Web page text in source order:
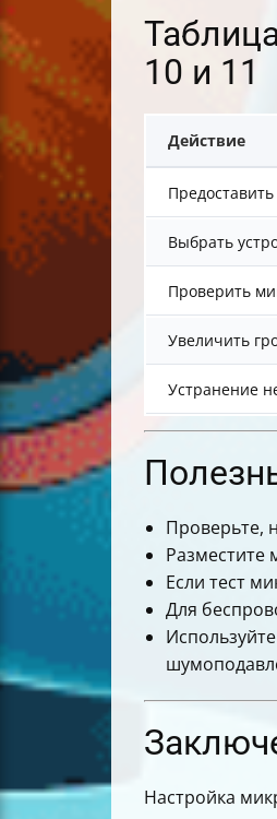
10 и 11
Действие
Выбрать
Проверить
Увеличить
Устранение
Проверьте,
Если тест
Для
Настройка